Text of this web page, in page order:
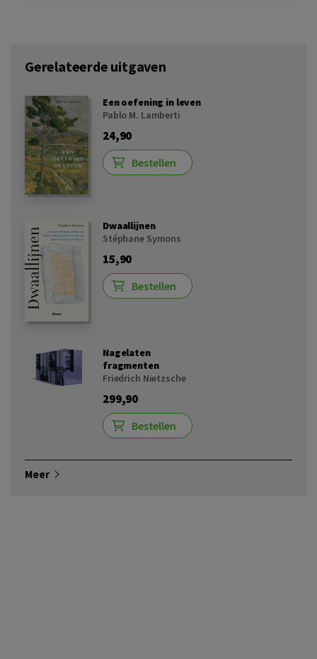
Gerelateerde uitgaven
Een oefening in leven
Pablo M. Lamberti
24,90
Bestellen
Dwaallijnen
Stéphane Symons
15,90
Bestellen
Nagelaten
fragmenten
Friedrich Nietzsche
299,90
Bestellen
Meer